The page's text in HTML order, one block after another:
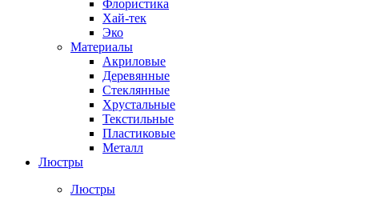
Флористика
Хай-тек
Эко
Материалы
Акриловые
Деревянные
Стеклянные
Хрустальные
Текстильные
Пластиковые
Металл
Люстры
Люстры